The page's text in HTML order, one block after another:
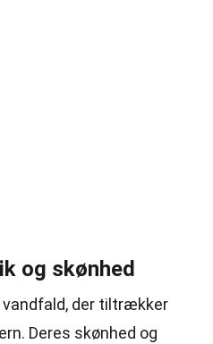
og skønhed
vandfald, der tiltrækker
Deres skønhed og